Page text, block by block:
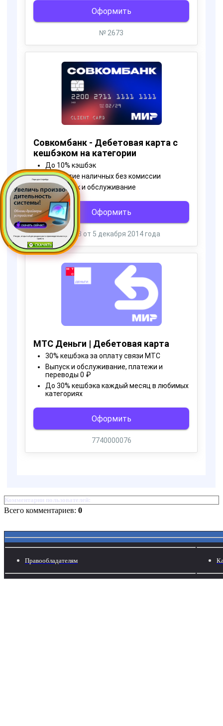
Пора для Апгрейда
Ресурс, открытый для раздачи роста производительности ус
тройств
Комментарии пользователей:
Всего комментариев: 0
Правообладателям